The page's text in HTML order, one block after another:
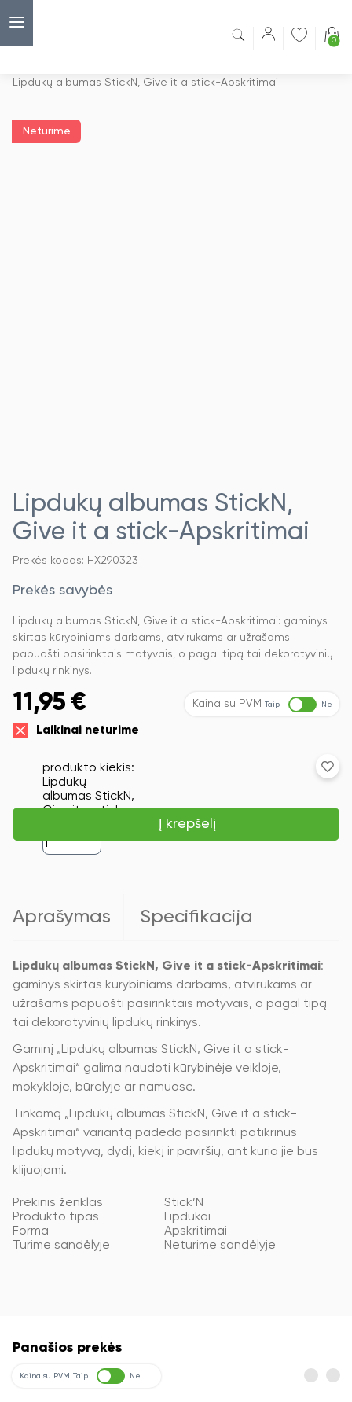
0
Lipdukų albumas StickN, Give it a stick-Apskritimai
Neturime
Lipdukų albumas StickN,
Give it a stick-Apskritimai
Prekės kodas: HX290323
Prekės savybės
Lipdukų albumas StickN, Give it a stick-Apskritimai: gaminys
skirtas kūrybiniams darbams, atvirukams ar užrašams
papuošti pasirinktais motyvais, o pagal tipą tai dekoratyvinių
lipdukų rinkinys.
11,95 € Kaina su PVM Taip Ne
Laikinai neturime
produkto kiekis:
Lipdukų
albumas StickN,
Give it a stick-
Į krepšelį
Aprašymas Specifikacija
Lipdukų albumas StickN, Give it a stick-Apskritimai:
gaminys skirtas kūrybiniams darbams, atvirukams ar
užrašams papuošti pasirinktais motyvais, o pagal tipą
tai dekoratyvinių lipdukų rinkinys.
Gaminį „Lipdukų albumas StickN, Give it a stick-
Apskritimai“ galima naudoti kūrybinėje veikloje,
mokykloje, būrelyje ar namuose.
Tinkamą „Lipdukų albumas StickN, Give it a stick-
Apskritimai“ variantą padeda pasirinkti patikrinus
lipdukų motyvą, dydį, kiekį ir paviršių, ant kurio jie bus
klijuojami.
Prekinis ženklas
Stick’N
Produkto tipas
Lipdukai
Forma
Apskritimai
Turime sandėlyje
Neturime sandėlyje
Panašios prekės
Kaina su PVM Taip Ne